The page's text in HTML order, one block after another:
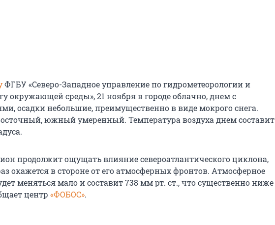
ФГБУ «Северо-Западное управление по гидрометеорологии и
окружающей среды», 21 ноября в городе облачно, днем с
осадки небольшие, преимущественно в виде мокрого снега.
южный умеренный. Температура воздуха днем составит
продолжит ощущать влияние североатлантического циклона,
окажется в стороне от его атмосферных фронтов. Атмосферное
меняться мало и составит 738 мм рт. ст., что существенно ниже
центр «ФОБОС».